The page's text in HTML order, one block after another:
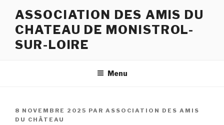
contenu
principal
ASSOCIATION DES AMIS DU
CHATEAU DE MONISTROL-
SUR-LOIRE
Menu
PUBLIÉ
LE
8 NOVEMBRE 2025 PAR ASSOCIATION DES AMIS
DU CHÂTEAU